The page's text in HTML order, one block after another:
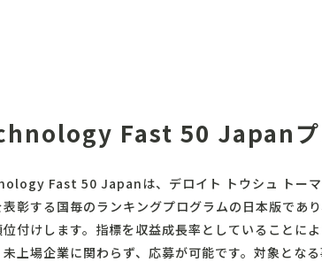
Fast 50 Japanプ
Fast 50 Japanは、デロイト トウシュ トー
表彰する国毎のランキングプログラムの日本版であ
付けします。指標を収益成長率としていることに
未上場企業に関わらず、応募が可能です。対象とな